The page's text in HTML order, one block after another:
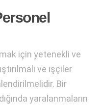
için yetenekli ve
ve işçiler
Bir
yaralanmaların